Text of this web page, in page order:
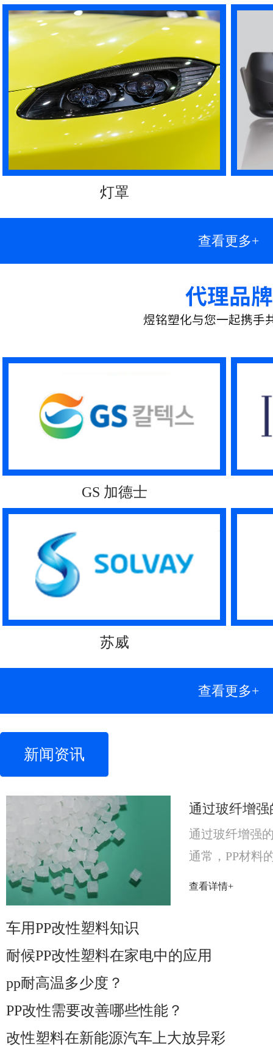
灯罩
查看更多+
GS 加德士
苏威
查看更多+
新闻资讯
通过玻纤增强
通常，PP材料
曲强度在25～
查看详情+
车用PP改性塑料知识
耐候PP改性塑料在家电中的应用
pp耐高温多少度？
PP改性需要改善哪些性能？
改性塑料在新能源汽车上大放异彩